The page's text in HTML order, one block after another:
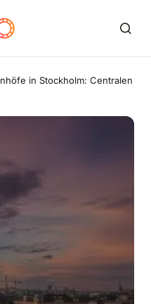
in Stockholm: Centralen